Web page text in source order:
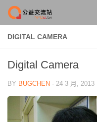
Skip to content
DIGITAL CAMERA
Digital Camera
BY BUGCHEN · 24 3 月, 2013